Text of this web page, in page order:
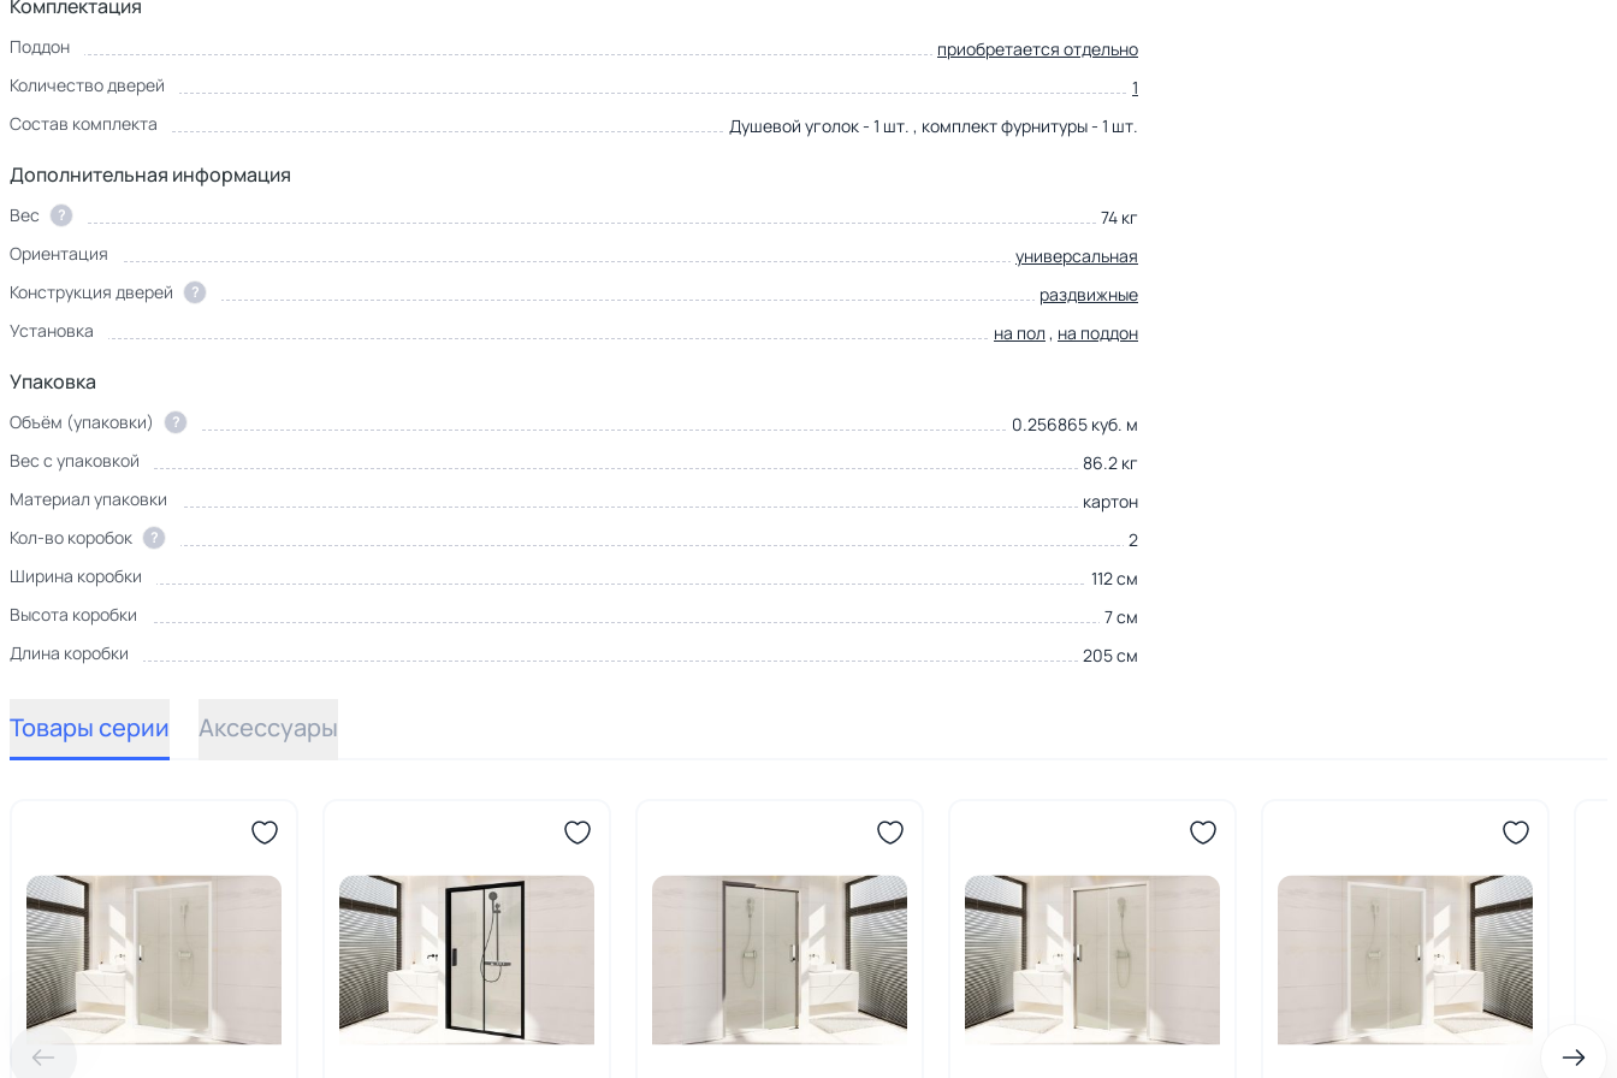
Комплектация
Поддон
приобретается отдельно
Количество дверей
1
Состав комплекта
Душевой уголок - 1 шт. , комплект фурнитуры - 1 шт.
Дополнительная информация
Вес ?
74 кг
Ориентация
универсальная
Конструкция дверей
?
раздвижные
Установка
на пол , на поддон
Упаковка
Объём (упаковки) ?
0.256865 куб. м
Вес с упаковкой
86.2 кг
Материал упаковки
картон
Кол-во коробок
?
2
Ширина коробки
112 см
Высота коробки
7 см
Длина коробки
205 см
Товары серии Аксессуары